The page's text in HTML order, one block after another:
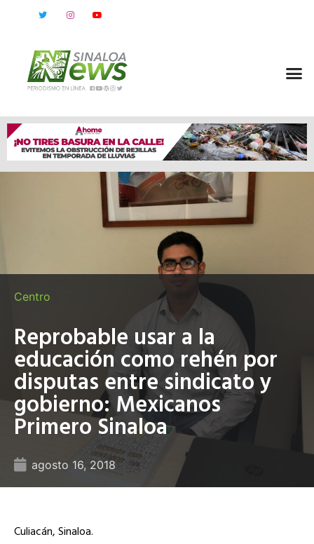
Centro
Reprobable usar a la
educación como rehén por
disputas entre sindicato y
gobierno: Mexicanos
Primero Sinaloa
agosto 16, 2018
Culiacán, Sinaloa.